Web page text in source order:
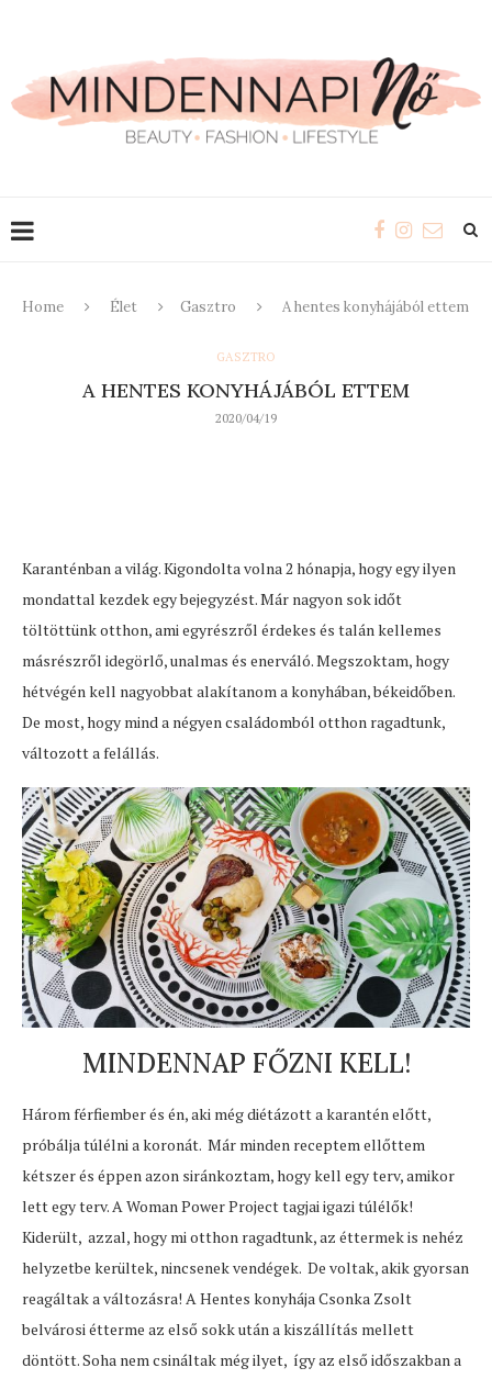
Home Élet Gasztro A hentes konyhájából ettem
GASZTRO
A HENTES KONYHÁJÁBÓL ETTEM
2020/04/19
Karanténban a világ. Kigondolta volna 2 hónapja, hogy egy ilyen
mondattal kezdek egy bejegyzést. Már nagyon sok időt
töltöttünk otthon, ami egyrészről érdekes és talán kellemes
másrészről idegörlő, unalmas és enerváló. Megszoktam, hogy
hétvégén kell nagyobbat alakítanom a konyhában, békeidőben.
De most, hogy mind a négyen családomból otthon ragadtunk,
változott a felállás.
MINDENNAP FŐZNI KELL!
Három férfiember és én, aki még diétázott a karantén előtt,
próbálja túlélni a koronát. Már minden receptem ellőttem
kétszer és éppen azon siránkoztam, hogy kell egy terv, amikor
lett egy terv. A Woman Power Project tagjai igazi túlélők!
Kiderült, azzal, hogy mi otthon ragadtunk, az éttermek is nehéz
helyzetbe kerültek, nincsenek vendégek. De voltak, akik gyorsan
reagáltak a változásra! A Hentes konyhája Csonka Zsolt
belvárosi étterme az első sokk után a kiszállítás mellett
döntött. Soha nem csináltak még ilyet, így az első időszakban a